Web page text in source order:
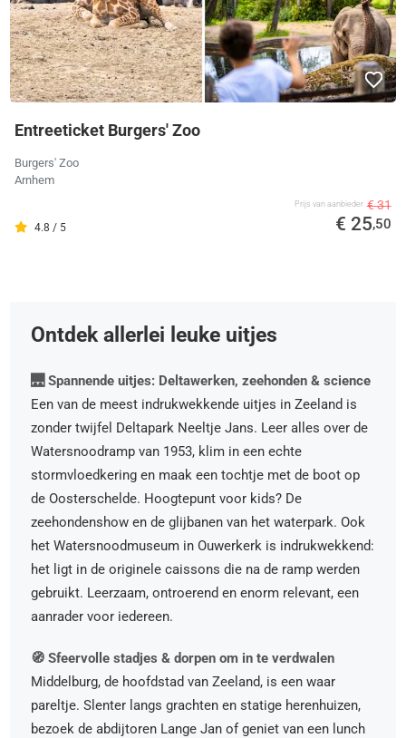
Entreeticket Burgers' Zoo
Burgers' Zoo
Arnhem
4.8 / 5
Prijs van aanbieder € 31
€ 25,50
Ontdek allerlei leuke uitjes
🌉 Spannende uitjes: Deltawerken, zeehonden & science
Een van de meest indrukwekkende uitjes in Zeeland is
zonder twijfel Deltapark Neeltje Jans. Leer alles over de
Watersnoodramp van 1953, klim in een echte
stormvloedkering en maak een tochtje met de boot op
de Oosterschelde. Hoogtepunt voor kids? De
zeehondenshow en de glijbanen van het waterpark. Ook
het Watersnoodmuseum in Ouwerkerk is indrukwekkend:
het ligt in de originele caissons die na de ramp werden
gebruikt. Leerzaam, ontroerend en enorm relevant, een
aanrader voor iedereen.
🧭 Sfeervolle stadjes & dorpen om in te verdwalen
Middelburg, de hoofdstad van Zeeland, is een waar
pareltje. Slenter langs grachten en statige herenhuizen,
bezoek de abdijtoren Lange Jan of geniet van een lunch